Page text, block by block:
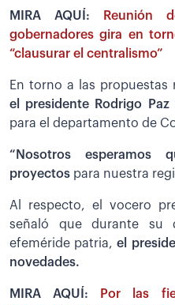
MIRA AQUÍ:
Reunión
gobernadores gira en
“clausurar el centralismo”
En torno a las propuestas
el presidente Rodrigo Paz
para el departamento de
“Nosotros esperamos
proyectos para nuestra
Al respecto, el vocero
señaló que durante su
efeméride patria,el
novedades.
MIRA AQUÍ:
Por las